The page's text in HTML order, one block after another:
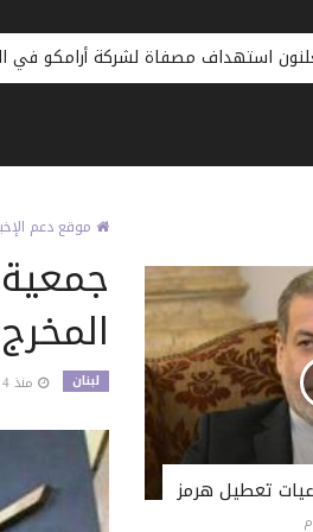
استهداف مصفاة لشركة أرامكو في
موقع دعم
لبنان منذ 4 أعوام
تعطيل هرمز